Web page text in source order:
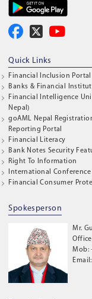
Quick Links
Financial Inclusion Portal
Banks & Financial
Financial Intelligence
Nepal)
goAML Nepal
Reporting Portal
Financial Literacy
Bank Notes Security
Right To Information
International Conference
Financial Consumer
Spokesperson
Mr.
Mob: